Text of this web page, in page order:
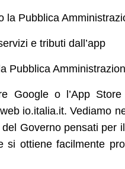
la Pubblica
e tributi dall’app
Pubblica
Google o l’App
io.italia.it. Vediamo
Governo pensati per
si ottiene facilmente